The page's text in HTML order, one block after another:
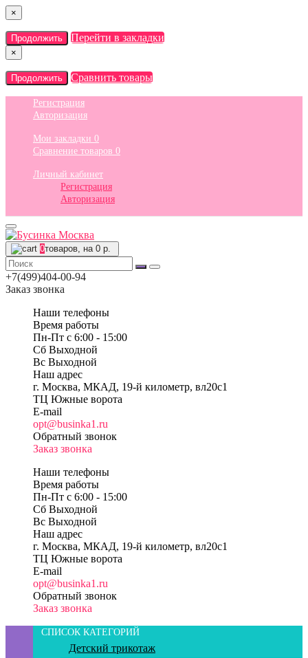
×
Продолжить Перейти в закладки
×
Продолжить Сравнить товары
Регистрация
Авторизация
Мои закладки 0
Сравнение товаров 0
Личный кабинет
Регистрация
Авторизация
0товаров, на 0 р.
+7(499)404-00-94
Заказ звонка
Наши телефоны
Время работы
Пн-Пт c 6:00 - 15:00
Сб Выходной
Вс Выходной
Наш адрес
г. Москва, МКАД, 19-й километр, вл20с1
ТЦ Южные ворота
E-mail
opt@businka1.ru
Обратный звонок
Заказ звонка
Наши телефоны
Время работы
Пн-Пт c 6:00 - 15:00
Сб Выходной
Вс Выходной
Наш адрес
г. Москва, МКАД, 19-й километр, вл20с1
ТЦ Южные ворота
E-mail
opt@businka1.ru
Обратный звонок
Заказ звонка
СПИСОК КАТЕГОРИЙ
Детский трикотаж